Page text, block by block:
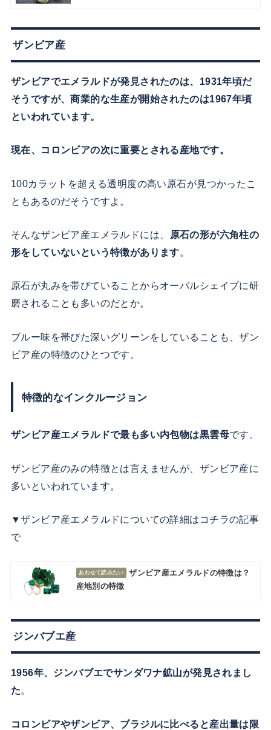
ザンビア産
ザンビアでエメラルドが発見されたのは、1931年頃だ
そうですが、商業的な生産が開始されたのは1967年頃
といわれています。
現在、コロンビアの次に重要とされる産地です。
100カラットを超える透明度の高い原石が見つかったこ
ともあるのだそうですよ。
そんなザンビア産エメラルドには、
原石の形が六角柱の
形をしていないという特徴があります。
原石が丸みを帯びていることからオーバルシェイプに研
磨されることも多いのだとか。
ブルー味を帯びた深いグリーンをしていることも、ザン
ビア産の特徴のひとつです。
特徴的なインクルージョン
ザンビア産エメラルドで最も多い内包物は黒雲母です。
ザンビア産のみの特徴とは言えませんが、ザンビア産に
多いといわれています。
▼ザンビア産エメラルドについての詳細はコチラの記事
で
ザンビア産エメラルドの特徴は？
産地別の特徴
ジンバブエ産
1956年、ジンバブエでサンダワナ鉱山が発見されまし
た。
コロンビアやザンビア、ブラジルに比べると産出量は限